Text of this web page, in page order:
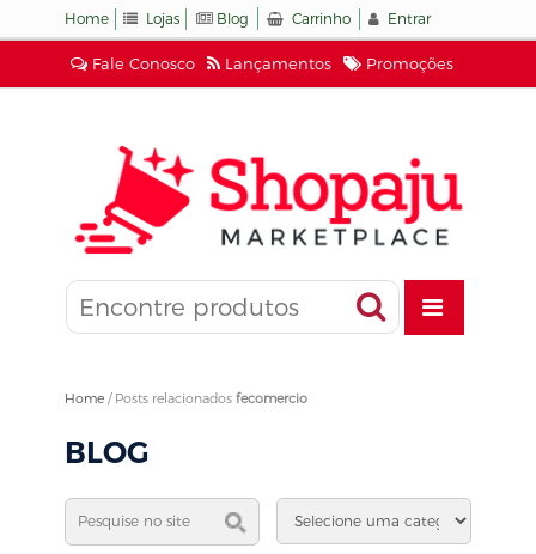
Fale Conosco Lançamentos Promoções
Home Lojas Blog Carrinho Entrar
Home / Posts relacionados fecomercio
BLOG